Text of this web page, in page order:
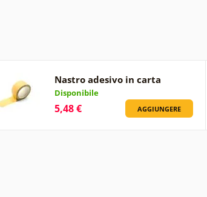
Nastro adesivo in carta
Disponibile
5,48 € AGGIUNGERE